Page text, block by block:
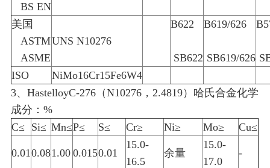
BS EN
美国
ASTM
ASME
UNS N10276
B622
SB622
B619/626
SB619/626
ISO
NiMo16Cr15Fe6W4
3、HastelloyC-276（N10276，2.4819）哈氏合金化学
成分：%
C≤
Si≤ Mn≤P≤ S≤ Cr≥ Ni≥ Mo≥ Cu≤
0.010.081.00 0.0150.01
15.0-
16.5
余量
15.0-
17.0
-